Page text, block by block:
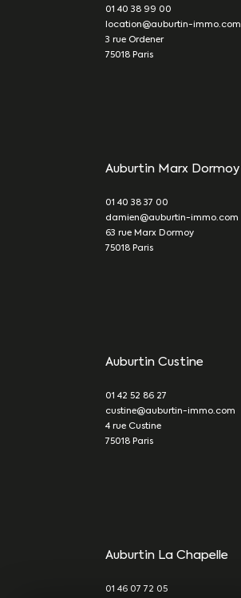
01 40 38 99 00
location@auburtin-immo.com
3 rue Ordener
75018
Paris
Auburtin Marx Dormoy
01 40 38 37 00
damien@auburtin-immo.com
63 rue Marx Dormoy
75018
Paris
Auburtin Custine
01 42 52 86 27
custine@auburtin-immo.com
4 rue Custine
75018
Paris
Auburtin La Chapelle
01 46 07 72 05